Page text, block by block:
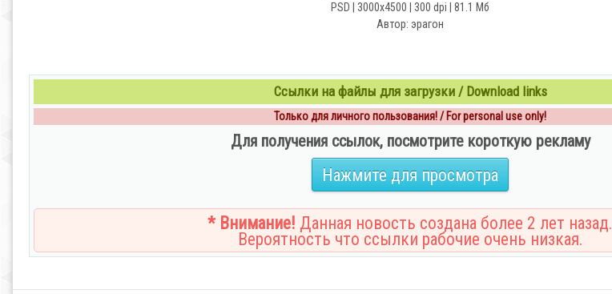
PSD | 3000x4500 | 300 dpi | 81.1 Мб
Автор: эрагон
Ссылки на файлы для загрузки / Download links
Только для личного пользования! / For personal use only!
Для получения ссылок, посмотрите короткую рекламу
Нажмите для просмотра
* Внимание! Данная новость создана более 2 лет назад.
Вероятность что ссылки рабочие очень низкая.